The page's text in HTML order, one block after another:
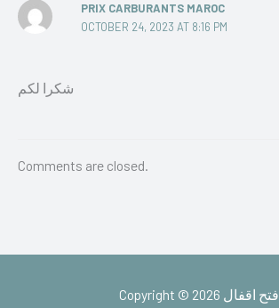
PRIX CARBURANTS MAROC
OCTOBER 24, 2023 AT 8:16 PM
شكرا لكم
Comments are closed.
Copyright © 2026 فتح اقفال